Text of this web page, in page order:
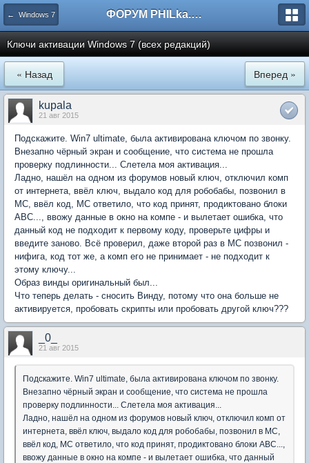
← Windows 7 ФОРУМ PHILka.RU
Ключи активации Windows 7 (всех редакций)
« Назад Вперед »
kupala
21 авг 2015
Подскажите. Win7 ultimate, была активирована ключом по звонку.
Внезапно чёрный экран и сообщение, что система не прошла
проверку подлинности... Слетела моя активация...
Ладно, нашёл на одном из форумов новый ключ, отключил комп
от интернета, ввёл ключ, выдало код для робобабы, позвонил в
МС, ввёл код, МС ответило, что код принят, продиктовано блоки
АВС..., ввожу данные в окно на компе - и вылетает ошибка, что
данный код не подходит к первому коду, проверьте цифры и
введите заново. Всё проверил, даже второй раз в МС позвонил -
нифига, код тот же, а комп его не принимает - не подходит к
этому ключу...
Образ винды оригинальный был...
Что теперь делать - сносить Винду, потому что она больше не
активируется, пробовать скрипты или пробовать другой ключ???
_0_
21 авг 2015
Подскажите. Win7 ultimate, была активирована ключом по звонку.
Внезапно чёрный экран и сообщение, что система не прошла
проверку подлинности... Слетела моя активация...
Ладно, нашёл на одном из форумов новый ключ, отключил комп от
интернета, ввёл ключ, выдало код для робобабы, позвонил в МС,
ввёл код, МС ответило, что код принят, продиктовано блоки АВС...,
ввожу данные в окно на компе - и вылетает ошибка, что данный